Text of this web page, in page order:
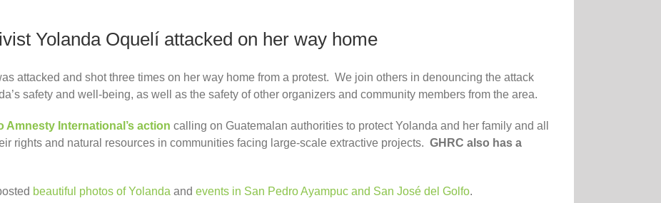
Yolanda Oquelí attacked on her way home
attacked and shot three times on her way home from a protest. We join others in denouncing the attack
safety and well-being, as well as the safety of other organizers and community members from the area.
Amnesty International’s action calling on Guatemalan authorities to protect Yolanda and her family and all
rights and natural resources in communities facing large-scale extractive projects. GHRC also has a
beautiful photos of Yolanda and events in San Pedro Ayampuc and San José del Golfo.